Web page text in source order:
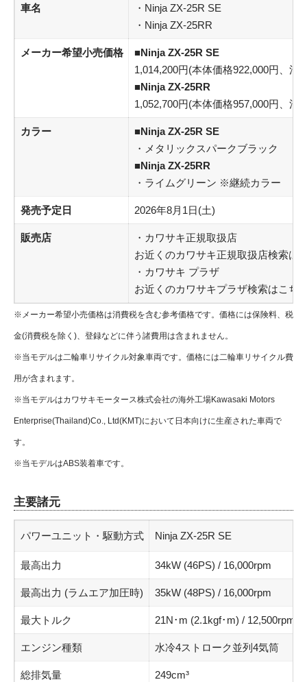
車名
・Ninja ZX-25R SE
・Ninja ZX-25RR
メーカー希望小売価格
■Ninja ZX-25R SE
1,014,200円(本体価格922,000円、消
■Ninja ZX-25RR
1,052,700円(本体価格957,000円、消
カラー ■Ninja ZX-25R SE
・メタリックスパークブラック
■Ninja ZX-25RR
・ライムグリーン ※継続カラー
発売予定日 2026年8月1日(土)
販売店
・カワサキ正規取扱店
お近くのカワサキ正規取扱店検索は
・カワサキ プラザ
お近くのカワサキプラザ検索はこち
※メーカー希望小売価格は消費税を含む参考価格です。価格には保険料、税
金(消費税を除く)、登録などに伴う諸費用は含まれません。
※当モデルは二輪車リサイクル対象車両です。価格には二輪車リサイクル費
用が含まれます。
※当モデルはカワサキモータース株式会社の海外工場Kawasaki Motors
Enterprise(Thailand)Co., Ltd(KMT)において日本向けに生産された車両で
す。
※当モデルはABS装着車です。
主要諸元
パワーユニット・駆動方式 Ninja ZX-25R SE
最高出力 34kW (46PS) / 16,000rpm
最高出力 (ラムエア加圧時) 35kW (48PS) / 16,000rpm
最大トルク 21N･m (2.1kgf･m) / 12,500rpm
エンジン種類 水冷4ストローク並列4気筒
総排気量 249cm³